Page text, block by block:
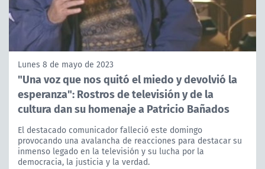
Lunes 8 de mayo de 2023
"Una voz que nos quitó el miedo y devolvió la
esperanza": Rostros de televisión y de la
cultura dan su homenaje a Patricio Bañados
El destacado comunicador falleció este domingo
provocando una avalancha de reacciones para destacar su
inmenso legado en la televisión y su lucha por la
democracia, la justicia y la verdad.